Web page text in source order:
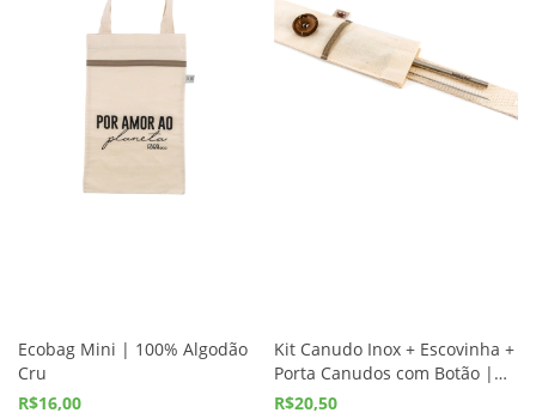
Ecobag Mini | 100% Algodão
Cru
R$16,00
Kit Canudo Inox + Escovinha +
Porta Canudos com Botão |
4,5cm
R$20,50